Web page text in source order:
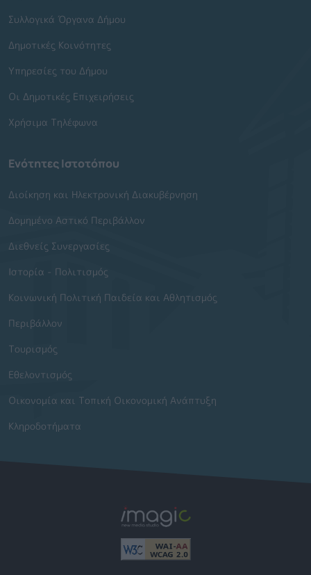
Συλλογικά Όργανα Δήμου
Δημοτικές Κοινότητες
Υπηρεσίες του Δήμου
Οι Δημοτικές Επιχειρήσεις
Χρήσιμα Τηλέφωνα
Ενότητες Ιστοτόπου
Διοίκηση και Ηλεκτρονική Διακυβέρνηση
Δομημένο Αστικό Περιβάλλον
Διεθνείς Συνεργασίες
Ιστορία - Πολιτισμός
Κοινωνική Πολιτική Παιδεία και Αθλητισμός
Περιβάλλον
Τουρισμός
Εθελοντισμός
Οικονομία και Τοπική Οικονομική Ανάπτυξη
Κληροδοτήματα